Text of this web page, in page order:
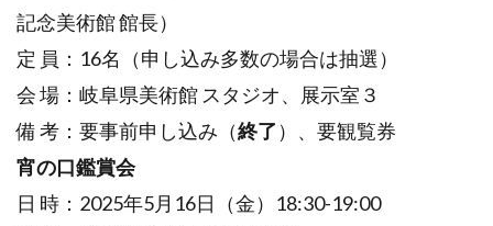
記念美術館 館長）
定 員：16名（申し込み多数の場合は抽選）
会 場：岐阜県美術館 スタジオ、展示室３
備 考：要事前申し込み（終了 ）、要観覧券
宵の口鑑賞会
日 時：2025年5月16日（金）18:30-19:00